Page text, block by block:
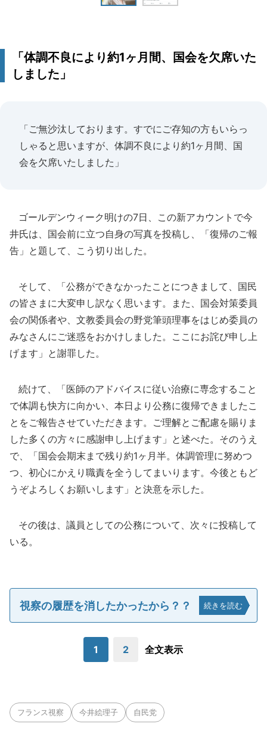
「体調不良により約1ヶ月間、国会を欠席いた
しました」
「ご無沙汰しております。すでにご存知の方もいらっ
しゃると思いますが、体調不良により約1ヶ月間、国
会を欠席いたしました」
ゴールデンウィーク明けの7日、この新アカウントで今
井氏は、国会前に立つ自身の写真を投稿し、「復帰のご報
告」と題して、こう切り出した。
そして、「公務ができなかったことにつきまして、国民
の皆さまに大変申し訳なく思います。また、国会対策委員
会の関係者や、文教委員会の野党筆頭理事をはじめ委員の
みなさんにご迷惑をおかけしました。ここにお詫び申し上
げます」と謝罪した。
続けて、「医師のアドバイスに従い治療に専念すること
で体調も快方に向かい、本日より公務に復帰できましたこ
とをご報告させていただきます。ご理解とご配慮を賜りま
した多くの方々に感謝申し上げます」と述べた。そのうえ
で、「国会会期末まで残り約1ヶ月半。体調管理に努めつ
つ、初心にかえり職責を全うしてまいります。今後ともど
うぞよろしくお願いします」と決意を示した。
その後は、議員としての公務について、次々に投稿して
いる。
視察の履歴を消したかったから？？ 続きを読む
1 2 全文表示
フランス視察 今井絵理子 自民党